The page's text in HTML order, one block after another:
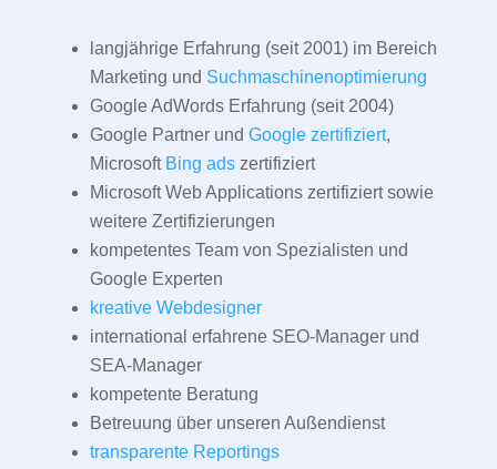
langjährige Erfahrung (seit 2001) im Bereich
Marketing und Suchmaschinenoptimierung
Google AdWords Erfahrung (seit 2004)
Google Partner und Google zertifiziert,
Microsoft Bing adszertifiziert
Microsoft Web Applications zertifiziert sowie
weitere Zertifizierungen
kompetentes Team von Spezialisten und
Google Experten
kreative Webdesigner
international erfahrene SEO-Manager und
SEA-Manager
kompetente Beratung
Betreuung über unseren Außendienst
transparente Reportings